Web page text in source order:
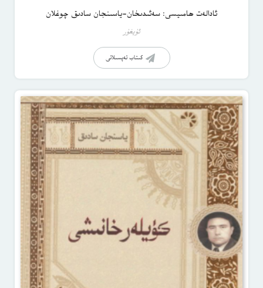
ئادالەت ھامىيسى: سەئىدىخان-ياسىنجان سادىق چوغلان
ئۇيغۇر
كىتاب تەپسىلاتى